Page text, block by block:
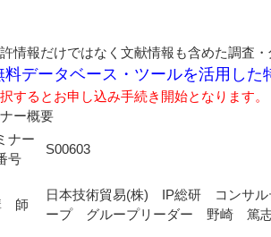
情報だけではなく文献情報も含めた調査
料データベース・ツールを活用し
するとお申し込み手続き開始となります。
ー概要
ナー
号
S00603
師
日本技術貿易(株) IP総研 コンサル
ープ グループリーダー 野崎 篤